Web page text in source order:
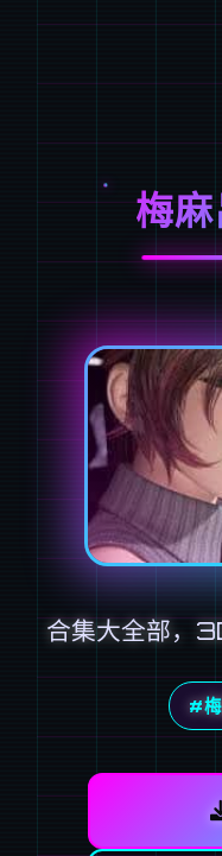
梅
合集大全部，
#